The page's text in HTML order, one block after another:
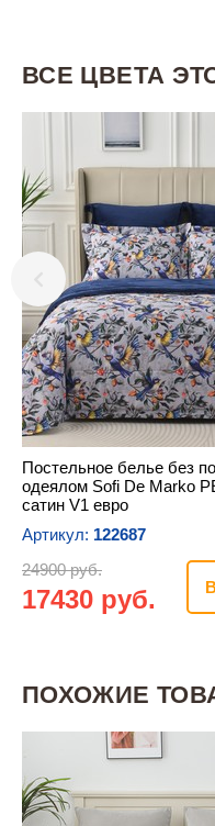
ВСЕ ЦВЕТА
Постельное белье без
одеялом Sofi De Marko
сатин V1 евро
Артикул: 122687
24900 руб.
17430 руб.
ПОХОЖИЕ